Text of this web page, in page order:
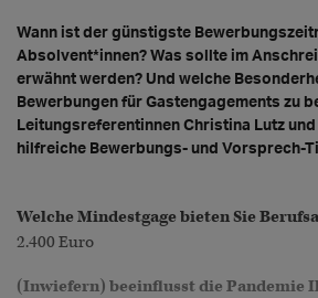
Wann ist der günstigste
Absolvent*innen? Was sollte im
erwähnt werden? Und welche
Bewerbungen für Gastengagements zu
Leitungsreferentinnen Christina Lutz
hilfreiche Bewerbungs- und Vorsprech-
Welche Mindestgage bieten Sie
2.400 Euro
(Inwiefern) beeinflusst die Pandemie